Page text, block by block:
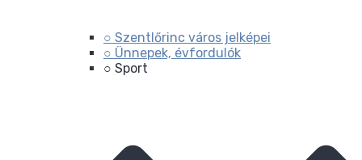
○ Szentlőrinc város jelképei
○ Ünnepek, évfordulók
○ Sport